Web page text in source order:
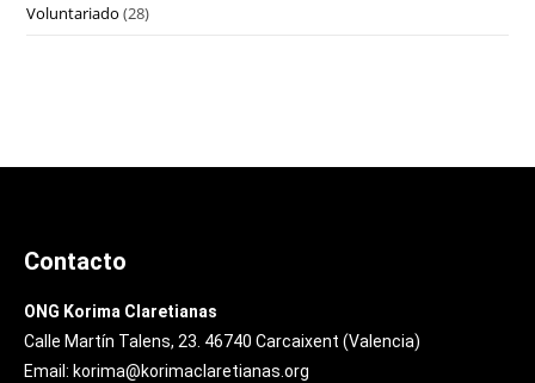
Voluntariado (28)
Contacto
ONG Korima Claretianas
Calle Martín Talens, 23. 46740 Carcaixent (Valencia)
Email: korima@korimaclaretianas.org